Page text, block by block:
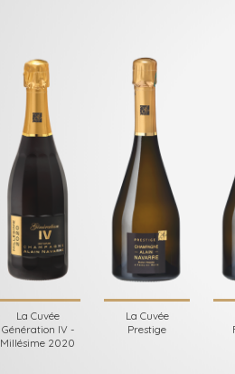
La Cuvée
Génération IV -
Millésime 2020
La Cuvée
Prestige